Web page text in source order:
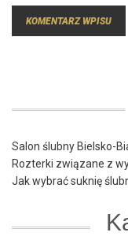
Salon ślubny Bielsko-
Rozterki związane z
Jak wybrać suknię